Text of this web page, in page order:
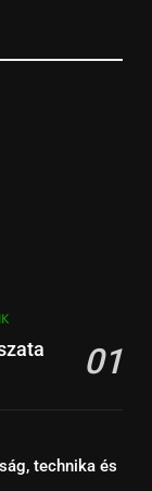
01
technika és